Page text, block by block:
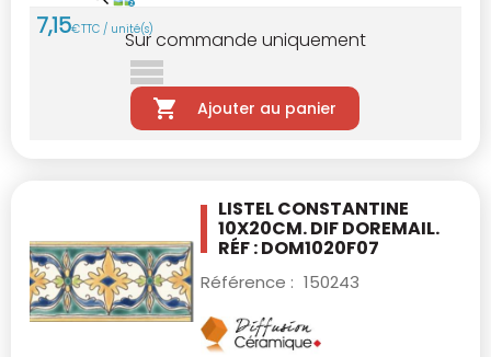
7,15€TTC / unité(s)Sur commande uniquement
Ajouter au panier
LISTEL CONSTANTINE
10X20CM.DIF DOREMAIL.
RÉF : DOM1020F07
Référence : 150243